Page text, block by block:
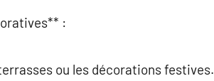
:
ou les décorations festives.